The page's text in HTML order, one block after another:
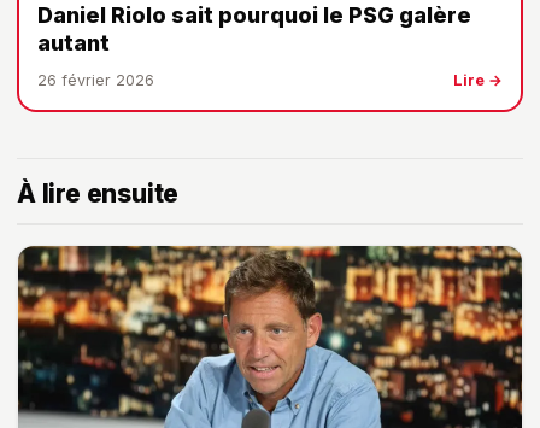
Daniel Riolo sait pourquoi le PSG galère
autant
26 février 2026 Lire →
À lire ensuite